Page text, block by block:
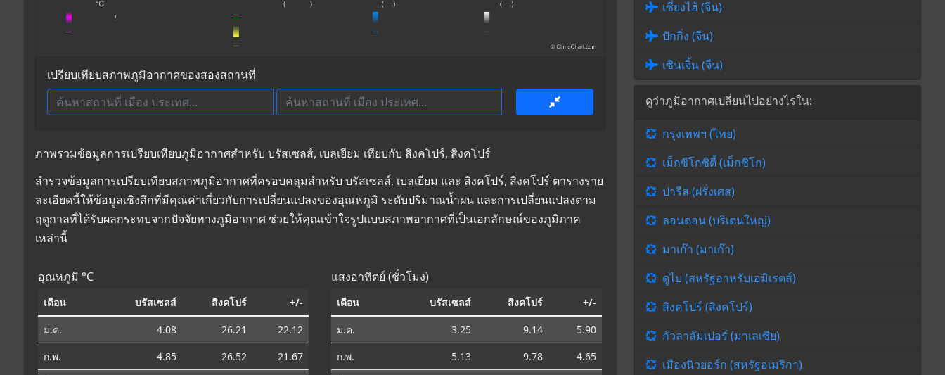
เปรียบเทียบสภาพภูมิอากาศของสองสถานที่
ภาพรวมข้อมูลการเปรียบเทียบภูมิอากาศสำหรับ บรัสเซลส์, เบลเยียม เทียบกับ สิงคโปร์, สิงคโปร์
สำรวจข้อมูลการเปรียบเทียบสภาพภูมิอากาศที่ครอบคลุมสำหรับ บรัสเซลส์, เบลเยียม และ สิงคโปร์, สิงคโปร์ ตารางราย
ละเอียดนี้ให้ข้อมูลเชิงลึกที่มีคุณค่าเกี่ยวกับการเปลี่ยนแปลงของอุณหภูมิ ระดับปริมาณน้ำฝน และการเปลี่ยนแปลงตาม
ฤดูกาลที่ได้รับผลกระทบจากปัจจัยทางภูมิอากาศ ช่วยให้คุณเข้าใจรูปแบบสภาพอากาศที่เป็นเอกลักษณ์ของภูมิภาค
เหล่านี้
อุณหภูมิ °C
เดือน บรัสเซลส์ สิงคโปร์ +/-
ม.ค. 4.08 26.21
22.12
ก.พ.
4.85 26.52
21.67
แสงอาทิตย์ (ชั่วโมง)
เดือน บรัสเซลส์ สิงคโปร์ +/-
ม.ค. 3.25 9.14
5.90
ก.พ.
5.13 9.78
4.65
เซี่ยงไฮ้ (จีน)
ปักกิ่ง (จีน)
เซินเจิ้น (จีน)
ดูว่าภูมิอากาศเปลี่ยนไปอย่างไรใน:
กรุงเทพฯ (ไทย)
เม็กซิโกซิตี้ (เม็กซิโก)
ปารีส (ฝรั่งเศส)
ลอนดอน (บริเตนใหญ่)
มาเก๊า (มาเก๊า)
ดูไบ (สหรัฐอาหรับเอมิเรตส์)
สิงคโปร์ (สิงคโปร์)
กัวลาลัมเปอร์ (มาเลเซีย)
เมืองนิวยอร์ก (สหรัฐอเมริกา)